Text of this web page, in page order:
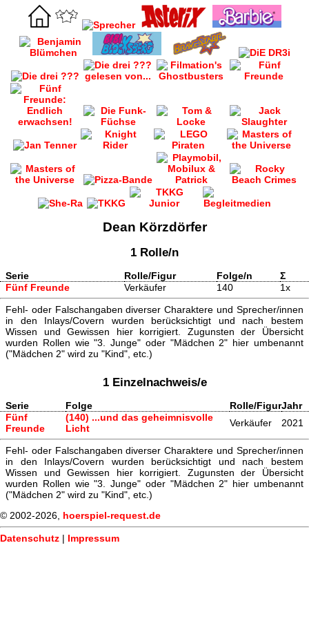
Dean Körzdörfer
1 Rolle/n
Serie Rolle/Figur Folge/n
Σ
Fünf Freunde
Verkäufer 140 1x
Fehl- oder Falschangaben diverser Charaktere und Sprecher/innen
in den Inlays/Covern wurden berücksichtigt und nach bestem
Wissen und Gewissen hier korrigiert. Zugunsten der Übersicht
wurden Rollen wie "3. Junge" oder "Mädchen 2" hier umbenannt
("Mädchen 2" wird zu "Kind", etc.)
1 Einzelnachweis/e
Serie Folge Rolle/FigurJahr
Fünf
Freunde
(140) ...und das geheimnisvolle
Licht
Verkäufer 2021
Fehl- oder Falschangaben diverser Charaktere und Sprecher/innen
in den Inlays/Covern wurden berücksichtigt und nach bestem
Wissen und Gewissen hier korrigiert. Zugunsten der Übersicht
wurden Rollen wie "3. Junge" oder "Mädchen 2" hier umbenannt
("Mädchen 2" wird zu "Kind", etc.)
© 2002-2026, hoerspiel-request.de
Datenschutz | Impressum